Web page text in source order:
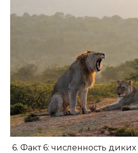
6. Факт 6: численность